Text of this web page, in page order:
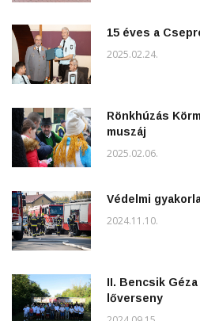
15 éves a
2025.02.24.
Rönkhúzás
muszáj
2025.02.06.
Védelmi
2024.11.10.
II. Bencsik
lőverseny